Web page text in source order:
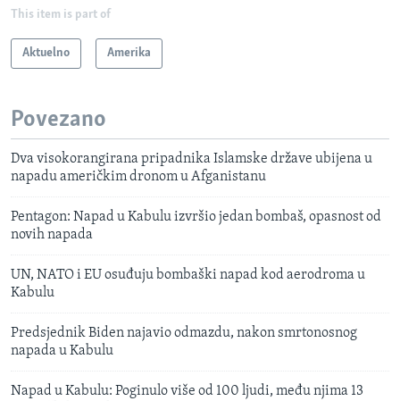
This item is part of
Aktuelno Amerika
Povezano
Dva visokorangirana pripadnika Islamske države ubijena u
napadu američkim dronom u Afganistanu
Pentagon: Napad u Kabulu izvršio jedan bombaš, opasnost od
novih napada
UN, NATO i EU osuđuju bombaški napad kod aerodroma u
Kabulu
Predsjednik Biden najavio odmazdu, nakon smrtonosnog
napada u Kabulu
Napad u Kabulu: Poginulo više od 100 ljudi, među njima 13